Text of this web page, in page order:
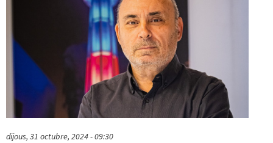
dijous, 31 octubre, 2024 - 09:30